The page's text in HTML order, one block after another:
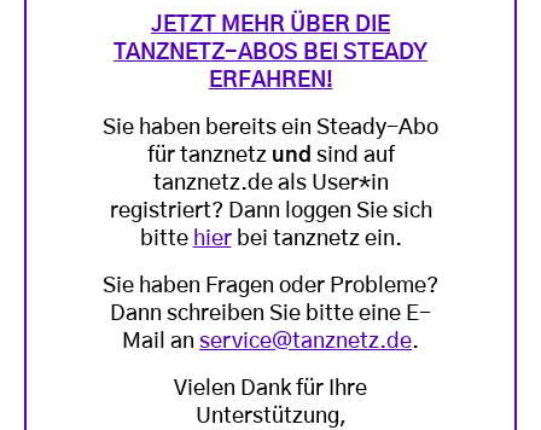
JETZT MEHR ÜBER DIE
TANZNETZ-ABOS BEI STEADY
ERFAHREN!
Sie haben bereits ein Steady-Abo
für tanznetz und sind auf
tanznetz.de als User*in
registriert? Dann loggen Sie sich
bitte hierbei tanznetz ein.
Sie haben Fragen oder Probleme?
Dann schreiben Sie bitte eine E-
Mail an service@tanznetz.de.
Vielen Dank für Ihre
Unterstützung,